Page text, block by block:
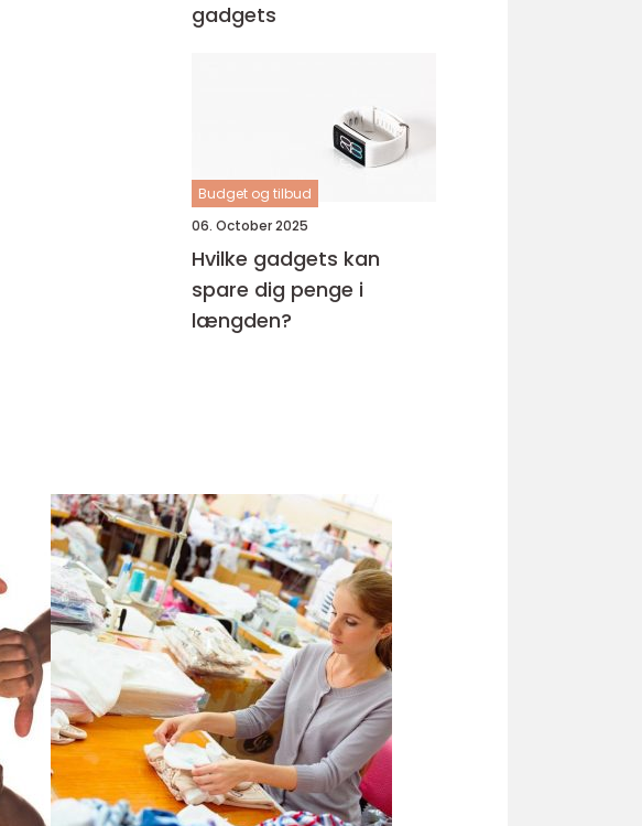
gadgets
Budget og tilbud
06. October 2025
Hvilke gadgets kan
spare dig penge i
længden?